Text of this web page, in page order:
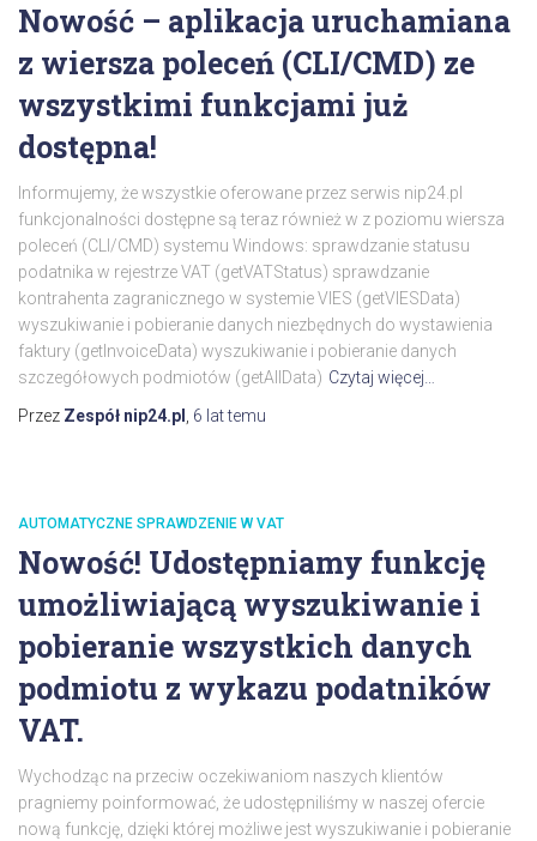
Nowość – aplikacja uruchamiana
z wiersza poleceń (CLI/CMD) ze
wszystkimi funkcjami już
dostępna!
Informujemy, że wszystkie oferowane przez serwis nip24.pl
funkcjonalności dostępne są teraz również w z poziomu wiersza
poleceń (CLI/CMD) systemu Windows: sprawdzanie statusu
podatnika w rejestrze VAT (getVATStatus) sprawdzanie
kontrahenta zagranicznego w systemie VIES (getVIESData)
wyszukiwanie i pobieranie danych niezbędnych do wystawienia
faktury (getInvoiceData) wyszukiwanie i pobieranie danych
szczegółowych podmiotów (getAllData) Czytaj więcej…
Przez Zespół nip24.pl , 6 lattemu
AUTOMATYCZNE SPRAWDZENIE W VAT
Nowość! Udostępniamy funkcję
umożliwiającą wyszukiwanie i
pobieranie wszystkich danych
podmiotu z wykazu podatników
VAT.
Wychodząc na przeciw oczekiwaniom naszych klientów
pragniemy poinformować, że udostępniliśmy w naszej ofercie
nową funkcję, dzięki której możliwe jest wyszukiwanie i pobieranie